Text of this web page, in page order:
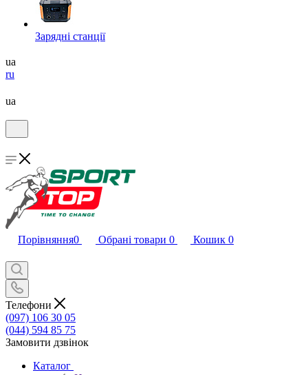
Зарядні станції
ua
ru
ua
Порівняння0 Обрані товари 0 Кошик 0
Телефони
(097) 106 30 05
(044) 594 85 75
Замовити дзвінок
Каталог